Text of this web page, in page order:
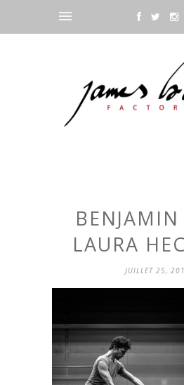
BENJAMIN
LAURA
JUILLET 25,